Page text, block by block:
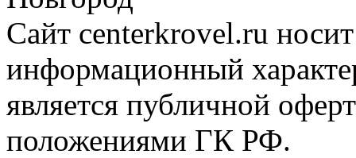
Сайт centerkrovel.ru
информационный
является публичной
положениями ГК РФ.